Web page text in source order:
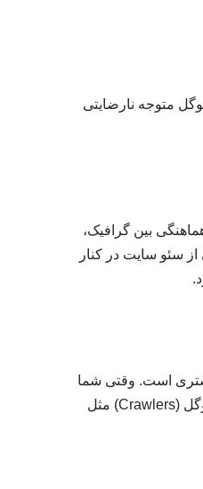
متوجه نارضایتی
بین گرافیک،
سئو سایت در کنار
است. وقتی شما
طراحی سایت خود را به تیمی متخصص می‌سپارید، زیرساختی تحویل می‌گیرید که برای خزنده های گوگل (Crawlers) مثل